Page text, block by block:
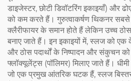
डाइजेस्टर, छोटी डिवॉटरिंग इकाइयाँ) और
को कम करते हैं। गुरुत्वाकर्षण थिकनर सबसे
क्लैरीफायर के समान होते हैं लेकिन उच्च
बनाए जाते हैं। इन इकाइयों में, स्लज को एक
और ठोस पदार्थों के निष्पादन और संकुचन
फ्लॉक्यूलेंट्स (पॉलिमर) मिलाए जाते हैं।
जो एक प्रमुख आंतरिक घटक हैं, स्लज